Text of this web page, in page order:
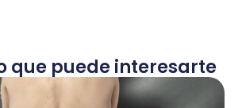
que puede interesarte